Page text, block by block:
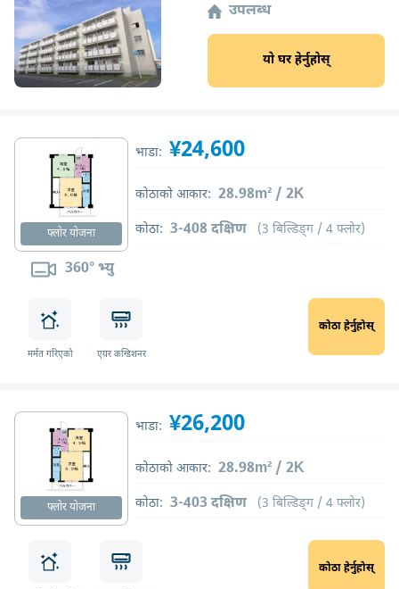
उपलब्ध
यो घर हेर्नुहोस्
फ्लोर योजना
360° भ्यु
भाडा: ¥24,600
कोठाको आकार: 28.98m² / 2K
कोठा: 3-408 दक्षिण (3 बिल्डिङ्ग / 4 फ्लोर)
मर्मत गरिएको एयर कन्डिशनर
कोठा हेर्नुहोस्
फ्लोर योजना
भाडा: ¥26,200
कोठाको आकार: 28.98m² / 2K
कोठा: 3-403 दक्षिण (3 बिल्डिङ्ग / 4 फ्लोर)
कोठा हेर्नुहोस्